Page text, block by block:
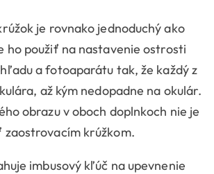
je rovnako jednoduchý ako
ho použiť na nastavenie ostrosti
a fotoaparátu tak, že každý z
až kým nedopadne na okulár.
obrazu v oboch doplnkoch nie je
krúžkom.
imbusový kľúč na upevnenie